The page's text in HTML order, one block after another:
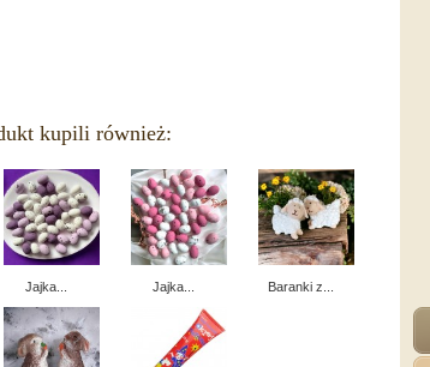
kupili również:
Jajka... Jajka... Baranki z...